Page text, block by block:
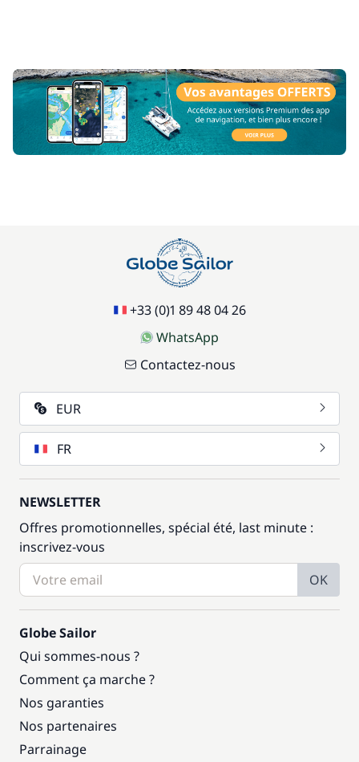
+33 (0)1 89 48 04 26
WhatsApp
Contactez-nous
EUR
FR
NEWSLETTER
Offres promotionnelles, spécial été, last minute :
inscrivez-vous
OK
Globe Sailor
Qui sommes-nous ?
Comment ça marche ?
Nos garanties
Nos partenaires
Parrainage